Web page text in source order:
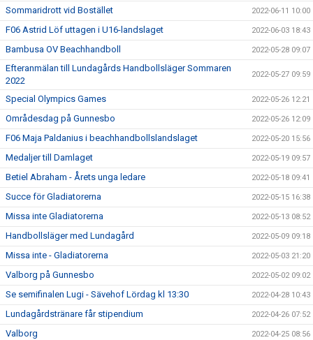
Sommaridrott vid Bostället 2022-06-11 10:00
F06 Astrid Löf uttagen i U16-landslaget 2022-06-03 18:43
Bambusa OV Beachhandboll 2022-05-28 09:07
Efteranmälan till Lundagårds Handbollsläger Sommaren
2022
2022-05-27 09:59
Special Olympics Games 2022-05-26 12:21
Områdesdag på Gunnesbo 2022-05-26 12:09
F06 Maja Paldanius i beachhandbollslandslaget 2022-05-20 15:56
Medaljer till Damlaget 2022-05-19 09:57
Betiel Abraham - Årets unga ledare 2022-05-18 09:41
Succe för Gladiatorerna 2022-05-15 16:38
Missa inte Gladiatorerna 2022-05-13 08:52
Handbollsläger med Lundagård 2022-05-09 09:18
Missa inte - Gladiatorerna 2022-05-03 21:20
Valborg på Gunnesbo 2022-05-02 09:02
Se semifinalen Lugi - Sävehof Lördag kl 13:30 2022-04-28 10:43
Lundagårdstränare får stipendium 2022-04-26 07:52
Valborg 2022-04-25 08:56